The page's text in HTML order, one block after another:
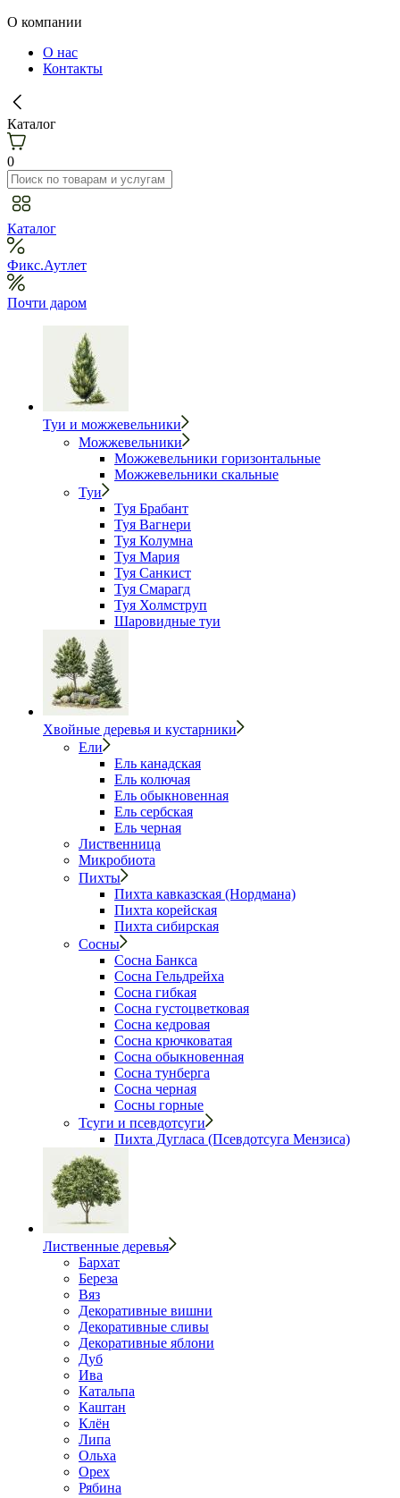
О компании
О нас
Контакты
Каталог
0
Каталог
Фикс.Аутлет
Почти даром
Туи и можжевельники
Можжевельники
Можжевельники горизонтальные
Можжевельники скальные
Туи
Туя Брабант
Туя Вагнери
Туя Колумна
Туя Мария
Туя Санкист
Туя Смарагд
Туя Холмструп
Шаровидные туи
Хвойные деревья и кустарники
Ели
Ель канадская
Ель колючая
Ель обыкновенная
Ель сербская
Ель черная
Лиственница
Микробиота
Пихты
Пихта кавказская (Нордмана)
Пихта корейская
Пихта сибирская
Сосны
Сосна Банкса
Сосна Гельдрейха
Сосна гибкая
Сосна густоцветковая
Сосна кедровая
Сосна крючковатая
Сосна обыкновенная
Сосна тунберга
Сосна черная
Сосны горные
Тсуги и псевдотсуги
Пихта Дугласа (Псевдотсуга Мензиса)
Лиственные деревья
Бархат
Береза
Вяз
Декоративные вишни
Декоративные сливы
Декоративные яблони
Дуб
Ива
Катальпа
Каштан
Клён
Липа
Ольха
Орех
Рябина